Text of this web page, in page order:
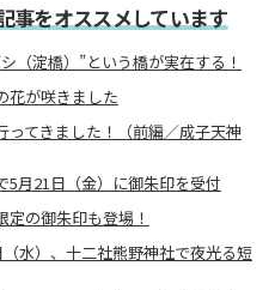
事をオススメしています
（淀橋）”という橋が実在する！
花が咲きました
ってきました！（前編／成子天神
月21日（金）に御朱印を受付
定の御朱印も登場！
水）、十二社熊野神社で夜光る短